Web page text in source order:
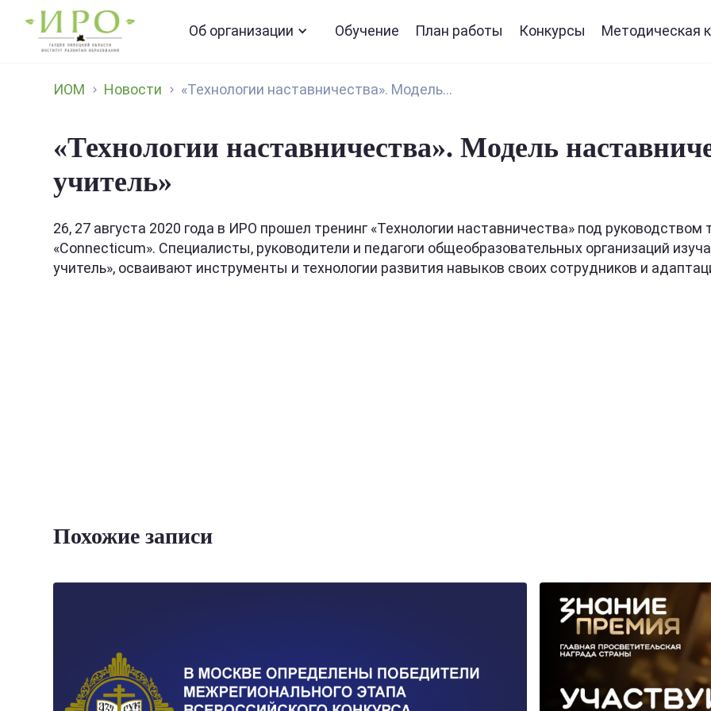
Об организации Обучение План работы Конкурсы Методическая
ИОМ Новости «Технологии наставничества». Модель...
«Технологии наставничества». Модель
учитель»
26, 27 августа 2020 года в ИРО прошел тренинг «Технологии наставничества» под
«Connecticum». Специалисты, руководители и педагоги общеобразовательных организаций
учитель», осваивают инструменты и технологии развития навыков своих сотрудников и
Похожие записи